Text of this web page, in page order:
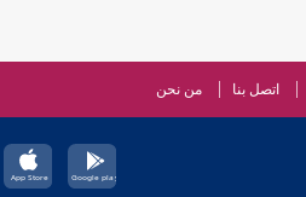
اتصل بنا من نحن